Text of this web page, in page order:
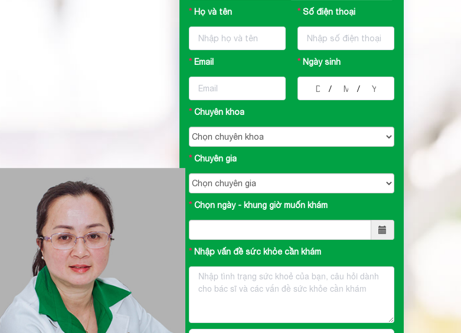
Họ và tên
Số điện thoại
Email Ngày sinh
/ /
Chuyên khoa
Chuyên gia
Chọn ngày - khung giờ muốn khám
Nhập vấn đề sức khỏe cần khám